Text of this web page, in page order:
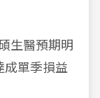
生醫預期明
成單季損益